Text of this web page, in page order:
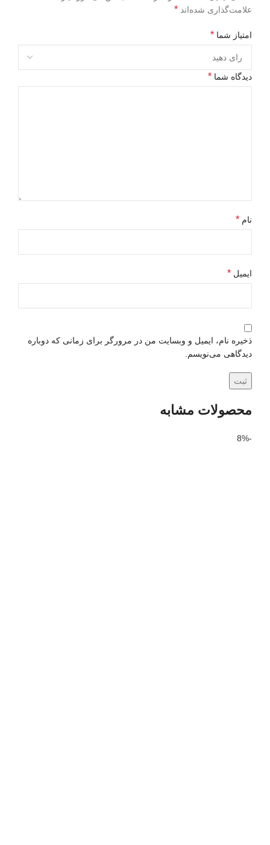
علامت‌گذاری شده‌اند *
امتیاز شما *
دیدگاه شما *
نام *
ایمیل *
ذخیره نام، ایمیل و وبسایت من در مرورگر برای زمانی که دوباره
دیدگاهی می‌نویسم.
محصولات مشابه
-8%